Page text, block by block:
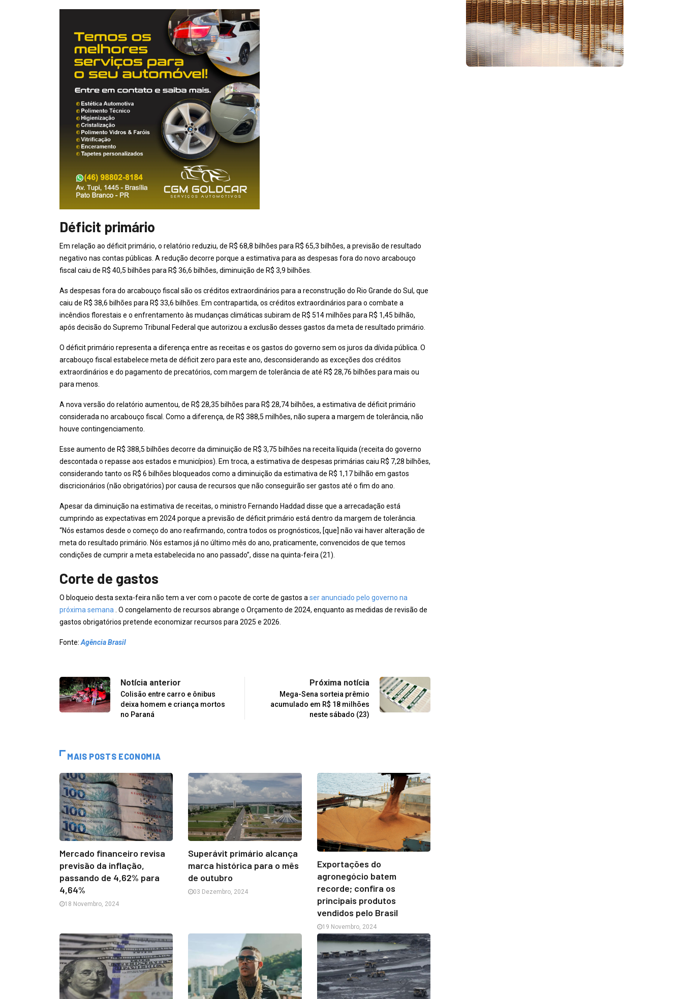
Déficit primário
Em relação ao déficit primário, o relatório reduziu, de R$ 68,8 bilhões para R$ 65,3 bilhões, a previsão de resultado
negativo nas contas públicas. A redução decorre porque a estimativa para as despesas fora do novo arcabouço
fiscal caiu de R$ 40,5 bilhões para R$ 36,6 bilhões, diminuição de R$ 3,9 bilhões.
As despesas fora do arcabouço fiscal são os créditos extraordinários para a reconstrução do Rio Grande do Sul, que
caiu de R$ 38,6 bilhões para R$ 33,6 bilhões. Em contrapartida, os créditos extraordinários para o combate a
incêndios florestais e o enfrentamento às mudanças climáticas subiram de R$ 514 milhões para R$ 1,45 bilhão,
após decisão do Supremo Tribunal Federal que autorizou a exclusão desses gastos da meta de resultado primário.
O déficit primário representa a diferença entre as receitas e os gastos do governo sem os juros da dívida pública. O
arcabouço fiscal estabelece meta de déficit zero para este ano, desconsiderando as exceções dos créditos
extraordinários e do pagamento de precatórios, com margem de tolerância de até R$ 28,76 bilhões para mais ou
para menos.
A nova versão do relatório aumentou, de R$ 28,35 bilhões para R$ 28,74 bilhões, a estimativa de déficit primário
considerada no arcabouço fiscal. Como a diferença, de R$ 388,5 milhões, não supera a margem de tolerância, não
houve contingenciamento.
Esse aumento de R$ 388,5 bilhões decorre da diminuição de R$ 3,75 bilhões na receita líquida (receita do governo
descontada o repasse aos estados e municípios). Em troca, a estimativa de despesas primárias caiu R$ 7,28 bilhões,
considerando tanto os R$ 6 bilhões bloqueados como a diminuição da estimativa de R$ 1,17 bilhão em gastos
discricionários (não obrigatórios) por causa de recursos que não conseguirão ser gastos até o fim do ano.
Apesar da diminuição na estimativa de receitas, o ministro Fernando Haddad disse que a arrecadação está
cumprindo as expectativas em 2024 porque a previsão de déficit primário está dentro da margem de tolerância.
“Nós estamos desde o começo do ano reafirmando, contra todos os prognósticos, [que] não vai haver alteração de
meta do resultado primário. Nós estamos já no último mês do ano, praticamente, convencidos de que temos
condições de cumprir a meta estabelecida no ano passado”, disse na quinta-feira (21).
Corte de gastos
O bloqueio desta sexta-feira não tem a ver com o pacote de corte de gastos a ser anunciado pelo governo na
próxima semana
. O congelamento de recursos abrange o Orçamento de 2024, enquanto as medidas de revisão de
gastos obrigatórios pretende economizar recursos para 2025 e 2026.
Fonte: Agência Brasil
Notícia anterior
Colisão entre carro e ônibus
deixa homem e criança mortos
no Paraná
Próxima notícia
Mega-Sena sorteia prêmio
acumulado em R$ 18 milhões
neste sábado (23)
MAIS POSTS ECONOMIA
Mercado financeiro revisa
previsão da inflação,
passando de 4,62% para
4,64%
18 Novembro, 2024
Superávit primário alcança
marca histórica para o mês
de outubro
03 Dezembro, 2024
Exportações do
agronegócio batem
recorde; confira os
principais produtos
vendidos pelo Brasil
19 Novembro, 2024